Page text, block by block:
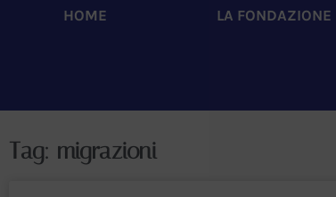
HOME LA FONDAZIONE
Tag: migrazioni